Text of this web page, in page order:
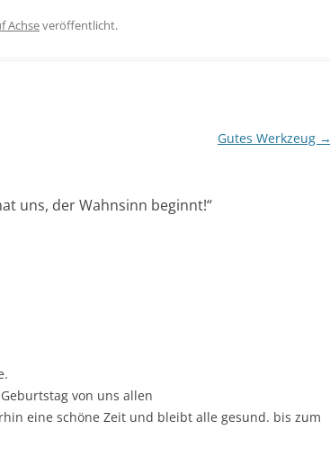
Achseveröffentlicht.
Gutes Werkzeug →
uns, der Wahnsinn beginnt!“
von uns allen
eine schöne Zeit und bleibt alle gesund. bis zum